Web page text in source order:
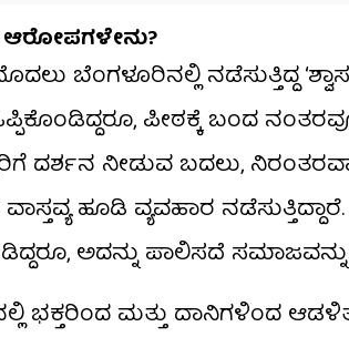
ಬೆಂಗಳೂರಿನಲ್ಲಿ ನಡೆಸುತ್ತಿದ್ದ
ಪೀಠಕ್ಕೆ ಬಂದ
ದರ್ಶನ ನೀಡುವ ಬದಲು,
ಹೂಡಿ ವ್ಯವಹಾರ
ಅದನ್ನು ಪಾಲಿಸದೆ
ಭಕ್ತರಿಂದ ಮತ್ತು ದಾನಿಗಳಿಂದ